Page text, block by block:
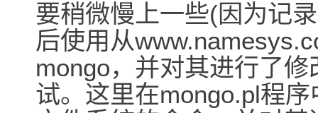
要稍微慢上一些(因为记
后使用从
mongo，并对其进行了
试。这里在mongo.pl程